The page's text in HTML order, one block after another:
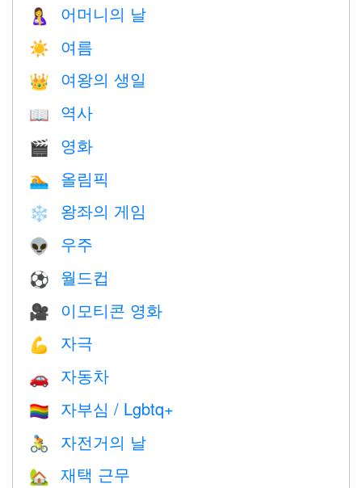
🤱 어머니의 날
☀️ 여름
👑 여왕의 생일
📖 역사
🎬 영화
🏊 올림픽
❄️ 왕좌의 게임
👽 우주
⚽ 월드컵
🎥 이모티콘 영화
💪 자극
🚗 자동차
🏳️‍🌈 자부심 / Lgbtq+
🚴 자전거의 날
🏡 재택 근무